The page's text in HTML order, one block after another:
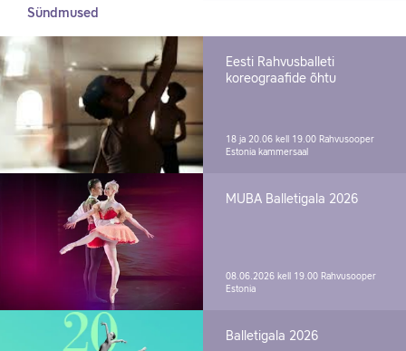
Sündmused
Eesti Rahvusballeti
koreograafide õhtu
18 ja 20.06 kell 19.00 Rahvusooper
Estonia kammersaal
MUBA Balletigala 2026
08.06.2026 kell 19.00 Rahvusooper
Estonia
Balletigala 2026